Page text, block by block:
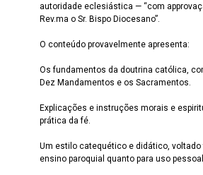
autoridade eclesiástica — “com
Rev.ma o Sr. Bispo Diocesano”.
O conteúdo provavelmente apresenta:
Os fundamentos da doutrina católica,
Dez Mandamentos e os Sacramentos.
Explicações e instruções morais e
prática da fé.
Um estilo catequético e didático, voltado
ensino paroquial quanto para uso